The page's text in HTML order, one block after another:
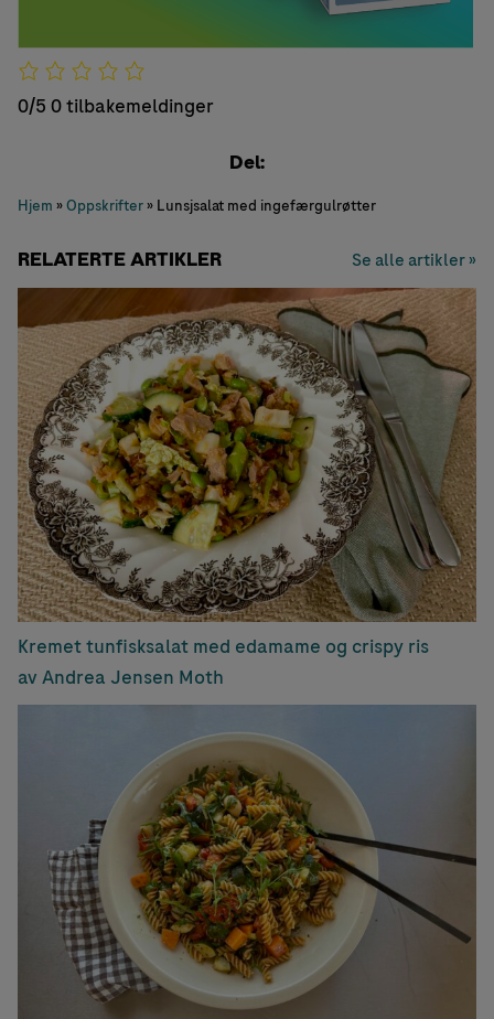
0/5 0 tilbakemeldinger
Del:
Hjem »Oppskrifter» Lunsjsalat med ingefærgulrøtter
RELATERTE ARTIKLER Se alle artikler »
Kremet tunfisksalat med edamame og crispy ris
av Andrea Jensen Moth